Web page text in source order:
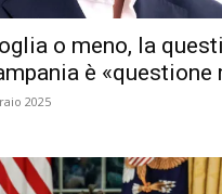
o meno, la
è «questione
2025